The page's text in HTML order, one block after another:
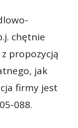
chętnie
propozycją
jak
firmy jest
088.